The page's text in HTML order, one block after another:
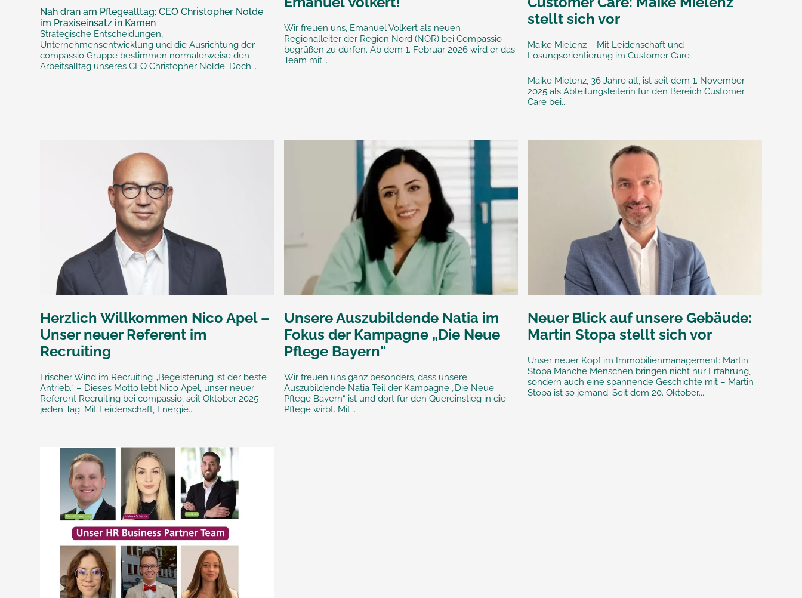
Nah dran am Pflegealltag: CEO Christopher Nolde
im Praxiseinsatz in Kamen
Strategische Entscheidungen,
Unternehmensentwicklung und die Ausrichtung der
compassio Gruppe bestimmen normalerweise den
Arbeitsalltag unseres CEO Christopher Nolde. Doch...
Wir freuen uns, Emanuel Völkert als neuen
Regionalleiter der Region Nord (NOR) bei Compassio
begrüßen zu dürfen. Ab dem 1. Februar 2026 wird er das
Team mit...
stellt sich vor
Maike Mielenz – Mit Leidenschaft und
Lösungsorientierung im Customer Care
Maike Mielenz, 36 Jahre alt, ist seit dem 1. November
2025 als Abteilungsleiterin für den Bereich Customer
Care bei...
Herzlich Willkommen Nico Apel –
Unser neuer Referent im
Recruiting
Frischer Wind im Recruiting „Begeisterung ist der beste
Antrieb.“ – Dieses Motto lebt Nico Apel, unser neuer
Referent Recruiting bei compassio, seit Oktober 2025
jeden Tag. Mit Leidenschaft, Energie...
Unsere Auszubildende Natia im
Fokus der Kampagne „Die Neue
Pflege Bayern“
Wir freuen uns ganz besonders, dass unsere
Auszubildende Natia Teil der Kampagne „Die Neue
Pflege Bayern“ ist und dort für den Quereinstieg in die
Pflege wirbt. Mit...
Neuer Blick auf unsere Gebäude:
Martin Stopa stellt sich vor
Unser neuer Kopf im Immobilienmanagement: Martin
Stopa Manche Menschen bringen nicht nur Erfahrung,
sondern auch eine spannende Geschichte mit – Martin
Stopa ist so jemand. Seit dem 20. Oktober...